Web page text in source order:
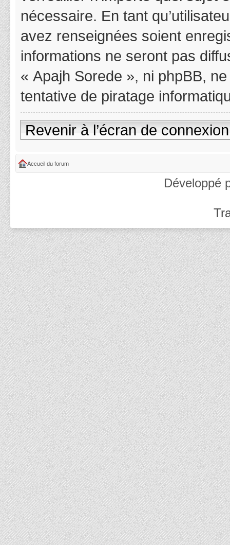
nécessaire. En tant
avez renseignées soient
informations ne seront pas
« Apajh Sorede », ni phpBB,
tentative de piratage
Revenir à l’écran de connexion
Accueil du forum
Développé